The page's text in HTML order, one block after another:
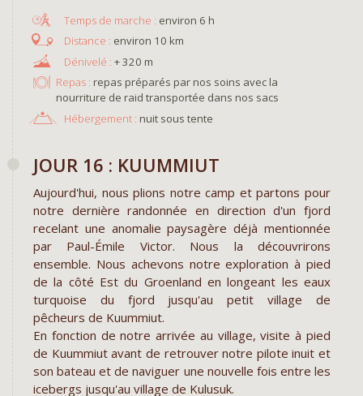
environ 6 h
environ 10 km
+ 320 m
Repas : repas préparés par nos soins avec la
nourriture de raid transportée dans nos sacs
Hébergement : nuit sous tente
JOUR 16 : KUUMMIUT
Aujourd'hui, nous plions notre camp et partons pour
notre dernière randonnée en direction d'un fjord
recelant une anomalie paysagère déjà mentionnée
par Paul-Émile Victor. Nous la découvrirons
ensemble. Nous achevons notre exploration à pied
de la côté Est du Groenland en longeant les eaux
turquoise du fjord jusqu'au petit village de
pêcheurs de Kuummiut.
En fonction de notre arrivée au village, visite à pied
de Kuummiut avant de retrouver notre pilote inuit et
son bateau et de naviguer une nouvelle fois entre les
icebergs jusqu'au village de Kulusuk.